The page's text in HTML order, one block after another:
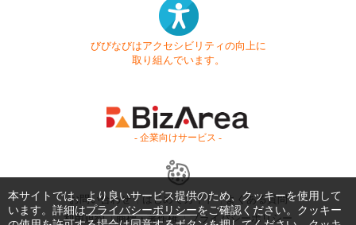
びびなびはアクセシビリティの向上に
取り組んでいます。
- 企業向けサービス -
お問い合わせ はじめてガイド
よくある質問
利用規約
商標・著作権 プライバシーポリシー
本サイトでは、より良いサービス提供のため、クッキーを使用して
います。詳細はプライバシーポリシーをご確認ください。クッキー